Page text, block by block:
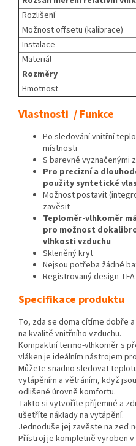
Rozlišení
Možnost offsetu (kalibrace)
Instalace
Materiál
Rozměry
Hmotnost
Vlastnosti / Funkce
Po sledování vnitřní
místnosti
S barevně vyznačenými
Pro precizní a
použity syntetické
Možnost postavit
zavěsit
Teploměr-vlhkoměr
pro možnost
vlhkosti vzduchu
Skleněný kryt
Nejsou potřeba žádné
Registrovaný design TFA
Specifikace produktu
To, zda se doma cítíme dobře
na kvalitě vnitřního vzduchu.
Kompaktní termo-vlhkoměr s
vláken je ideálním nástrojem
Můžete snadno sledovat
vytápěním a větráním, když
odlišené úrovně komfortu.
Takto si vytvoříte příjemné a
ušetříte náklady na vytápění.
Jednoduše jej zavěste na zeď
Přístroj je kompletně vyroben v